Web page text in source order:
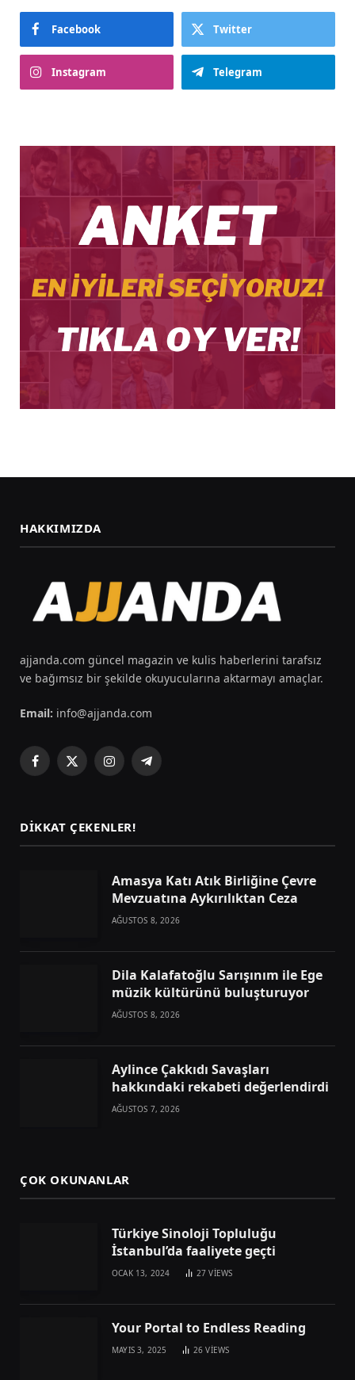
Facebook Twitter
Instagram Telegram
HAKKIMIZDA
ajjanda.com güncel magazin ve kulis haberlerini tarafsız
ve bağımsız bir şekilde okuyucularına aktarmayı amaçlar.
Email: info@ajjanda.com
Facebook
X
InstagramTelegram
DIKKAT ÇEKENLER!
Amasya Katı Atık Birliğine Çevre
Mevzuatına Aykırılıktan Ceza
AĞUSTOS 8, 2026
Dila Kalafatoğlu Sarışınım ile Ege
müzik kültürünü buluşturuyor
AĞUSTOS 8, 2026
Aylince Çakkıdı Savaşları
hakkındaki rekabeti değerlendirdi
AĞUSTOS 7, 2026
ÇOK OKUNANLAR
Türkiye Sinoloji Topluluğu
İstanbul’da faaliyete geçti
OCAK 13, 2024 27VIEWS
Your Portal to Endless Reading
MAYIS 3, 2025 26VIEWS